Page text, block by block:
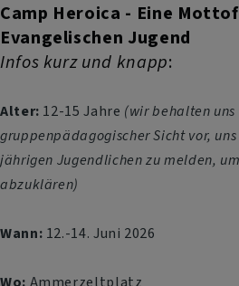
Camp Heroica - Eine
Evangelischen Jugend
Infos kurz und knapp:
Alter: 12-15 Jahre (wir behalten uns
gruppenpädagogischer Sicht vor,
jährigen Jugendlichen zu melden,
abzuklären)
Wann: 12.-14. Juni 2026
Wo: Ammerzeltplatz